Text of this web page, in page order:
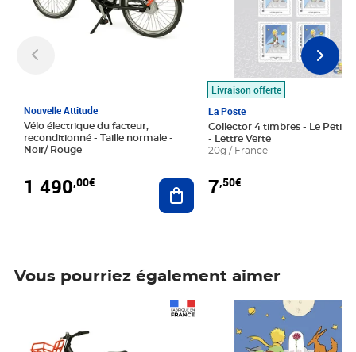
Nouvelle Attitude
Vélo électrique du facteur,
reconditionné - Taille normale -
Noir/ Rouge
1 490,00€ Ajouter au panier
Livraison offerte
La Poste
Collector 4 timbres - Le Petit
- Lettre Verte
20g / France
7,50€
Vous pourriez également aimer
Prix 7,50€